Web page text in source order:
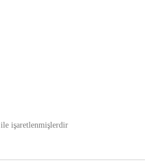
ile işaretlenmişlerdir